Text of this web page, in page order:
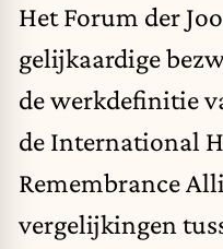
Het Forum der
gelijkaardige
de werkdefinitie
de International
Remembrance
vergelijkingen